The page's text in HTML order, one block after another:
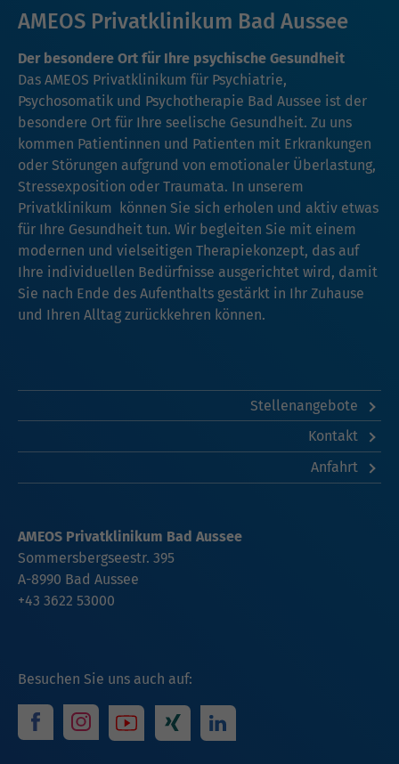
AMEOS Privatklinikum Bad Aussee
Der besondere Ort für Ihre psychische Gesundheit
Das AMEOS Privatklinikum für Psychiatrie,
Psychosomatik und Psychotherapie Bad Aussee ist der
besondere Ort für Ihre seelische Gesundheit. Zu uns
kommen Patientinnen und Patienten mit Erkrankungen
oder Störungen aufgrund von emotionaler Überlastung,
Stressexposition oder Traumata. In unserem
Privatklinikum können Sie sich erholen und aktiv etwas
für Ihre Gesundheit tun. Wir begleiten Sie mit einem
modernen und vielseitigen Therapiekonzept, das auf
Ihre individuellen Bedürfnisse ausgerichtet wird, damit
Sie nach Ende des Aufenthalts gestärkt in Ihr Zuhause
und Ihren Alltag zurückkehren können.
Stellenangebote
Kontakt
Anfahrt
Besuchen Sie uns auch auf:
AMEOS Privatklinikum Bad Aussee
Sommersbergseestr. 395
A-8990 Bad Aussee
+43 3622 53000